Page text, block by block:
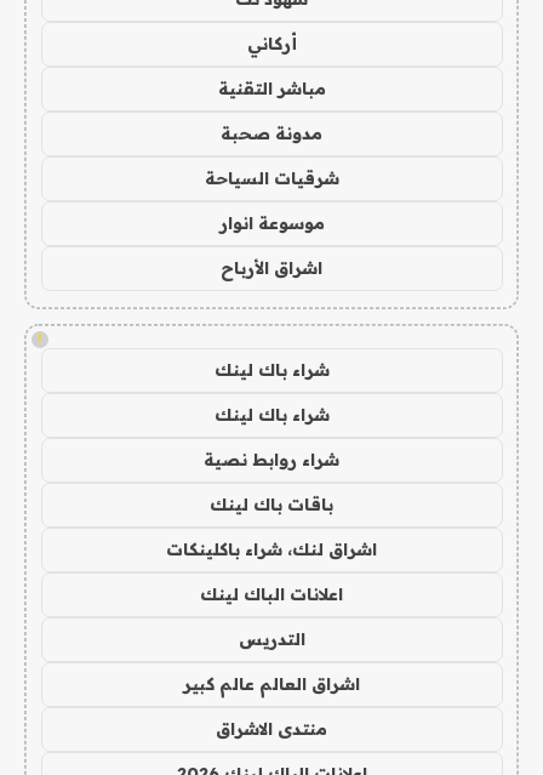
أركاني
مباشر التقنية
مدونة صحبة
شرقيات السياحة
موسوعة انوار
اشراق الأرباح
!
شراء باك لينك
شراء باك لينك
شراء روابط نصية
باقات باك لينك
اشراق لنك، شراء باكلينكات
اعلانات الباك لينك
التدريس
اشراق العالم عالم كبير
منتدى الاشراق